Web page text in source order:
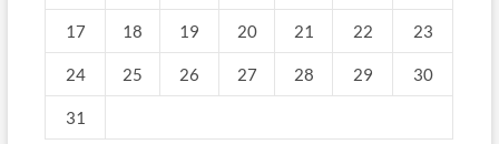
17 18 19 20 21 22 23
24 25 26 27 28 29 30
31